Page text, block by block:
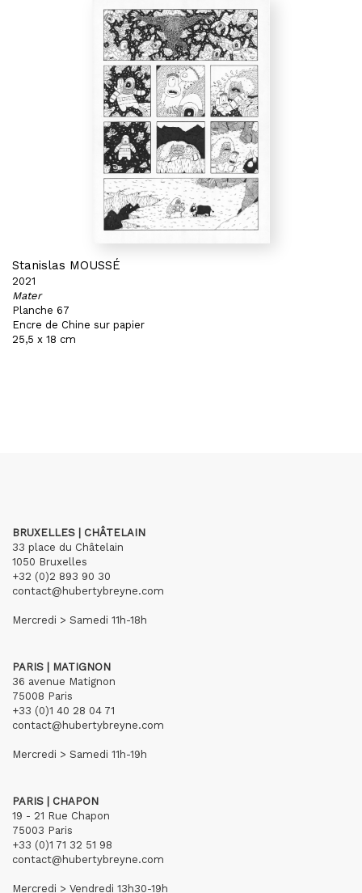
Stanislas MOUSSÉ
2021
Mater
Planche 67
Encre de Chine sur papier
25,5 x 18 cm
BRUXELLES | CHÂTELAIN
33 place du Châtelain
1050 Bruxelles
+32 (0)2 893 90 30
contact@hubertybreyne.com
Mercredi > Samedi 11h-18h
PARIS | MATIGNON
36 avenue Matignon
75008 Paris
+33 (0)1 40 28 04 71
contact@hubertybreyne.com
Mercredi > Samedi 11h-19h
PARIS | CHAPON
19 - 21 Rue Chapon
75003 Paris
+33 (0)1 71 32 51 98
contact@hubertybreyne.com
Mercredi > Vendredi 13h30-19h